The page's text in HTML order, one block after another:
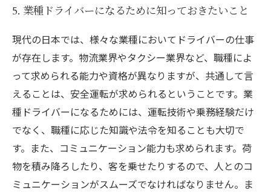
5. 業種ドライバーになるために知っておきたいこと
現代の日本では、様々な業種においてドライバーの仕事
が存在します。物流業界やタクシー業界など、職種によ
って求められる能力や資格が異なりますが、共通して言
えることは、安全運転が求められるということです。業
種ドライバーになるためには、運転技術や乗務経験だけ
でなく、職種に応じた知識や法令を知ることも大切で
す。また、コミュニケーション能力も求められます。荷
物を積み降ろしたり、客を乗せたりするので、人とのコ
ミュニケーションがスムーズでなければなりません。ま